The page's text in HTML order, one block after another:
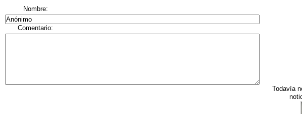
Nombre:
Comentario:
Todavía